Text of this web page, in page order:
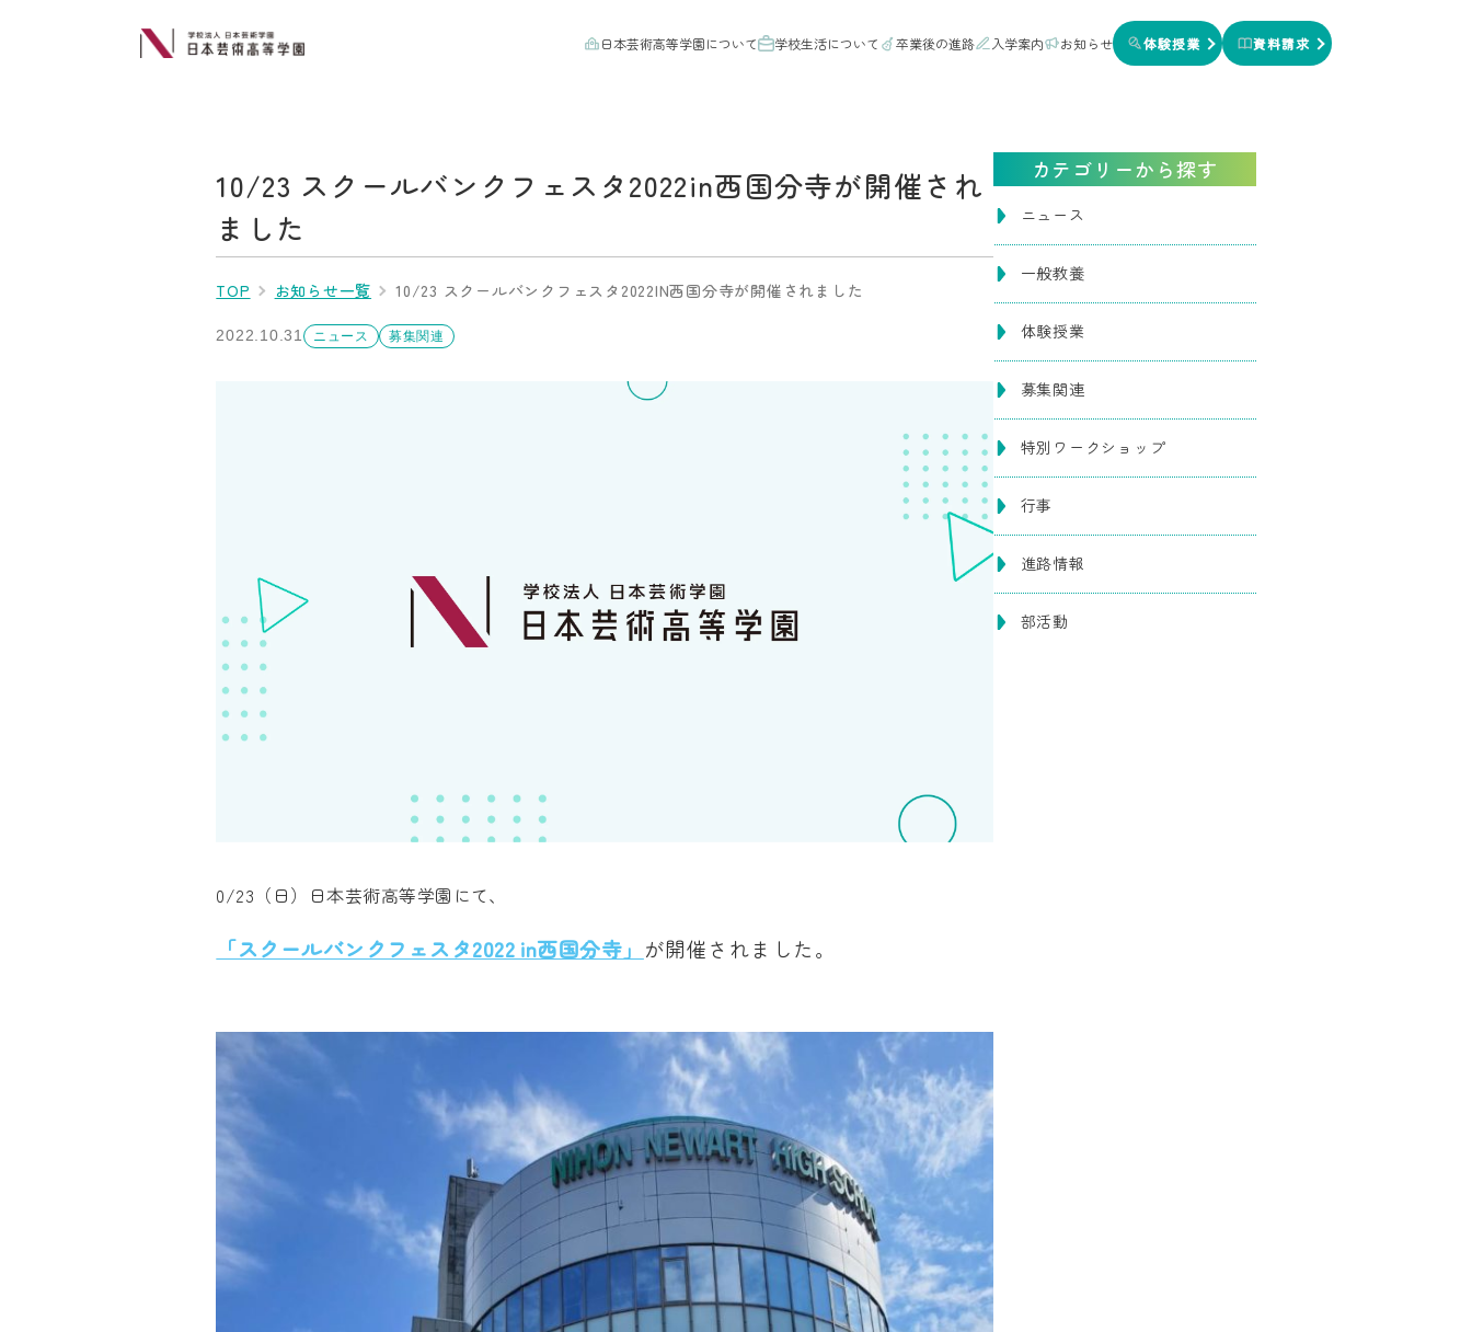
日本芸術高等学園について 学校生活について 卒業後の進路 入学案内 お知らせ 体験授業 資料請求
10/23 スクールバンクフェスタ2022in西国分寺が開催され
ました
TOP お知らせ一覧 10/23 スクールバンクフェスタ2022IN西国分寺が開催されました
2022.10.31 ニュース 募集関連
0/23（日）日本芸術高等学園にて、
「スクールバンクフェスタ2022 in西国分寺」 が開催されました。
カテゴリーから探す
ニュース
一般教養
体験授業
募集関連
特別ワークショップ
行事
進路情報
部活動